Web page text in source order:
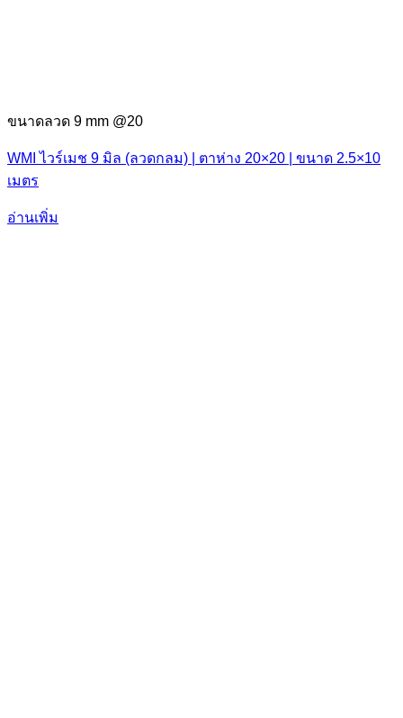
ขนาดลวด 9 mm @20
WMI ไวร์เมช 9 มิล (ลวดกลม) | ตาห่าง 20×20 | ขนาด 2.5×10
เมตร
อ่านเพิ่ม